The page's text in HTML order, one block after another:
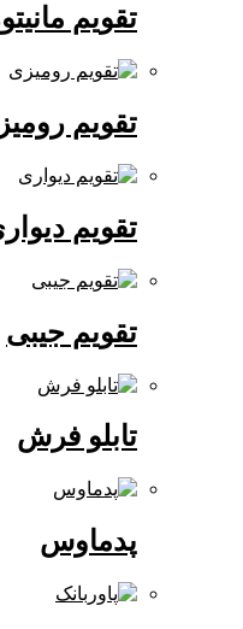
تقویم مانیتوری
تقویم رومیزی
تقویم دیواری
تقویم جیبی
تابلو فرش